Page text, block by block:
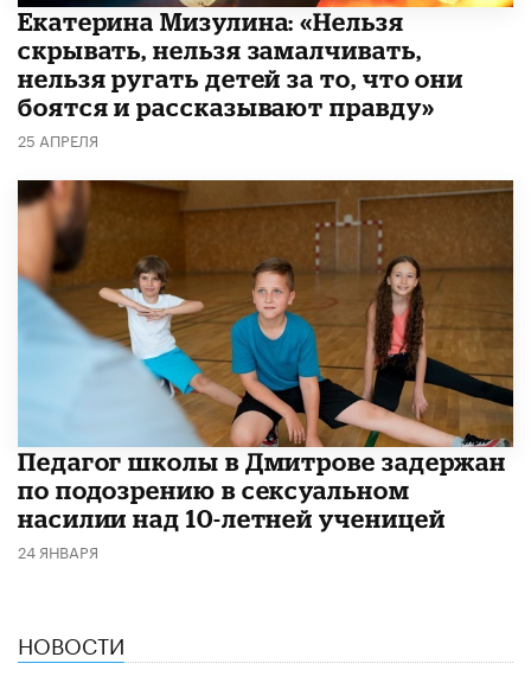
Екатерина Мизулина: «Нельзя
скрывать, нельзя замалчивать,
нельзя ругать детей за то, что они
боятся и рассказывают правду»
25 АПРЕЛЯ
Педагог школы в Дмитрове задержан
по подозрению в сексуальном
насилии над 10-летней ученицей
24 ЯНВАРЯ
НОВОСТИ